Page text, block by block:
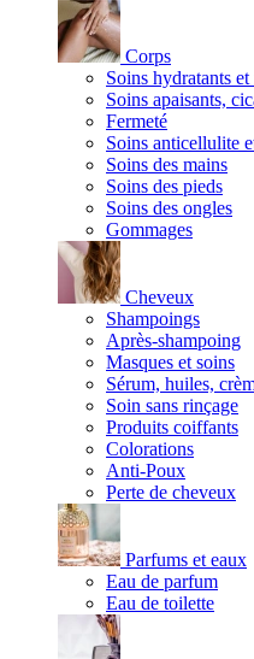
Corps
Soins hydratants
Soins apaisants,
Fermeté
Soins anticellulite
Soins des mains
Soins des pieds
Soins des ongles
Gommages
Cheveux
Shampoings
Après-shampoing
Masques et soins
Sérum, huiles,
Soin sans rinçage
Produits coiffants
Colorations
Anti-Poux
Perte de cheveux
Parfums et eaux
Eau de parfum
Eau de toilette